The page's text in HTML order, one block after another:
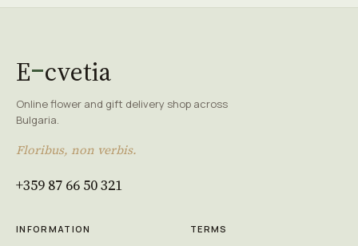
E cvetia
Online flower and gift delivery shop across
Bulgaria.
Floribus, non verbis.
+359 87 66 50 321
INFORMATION TERMS